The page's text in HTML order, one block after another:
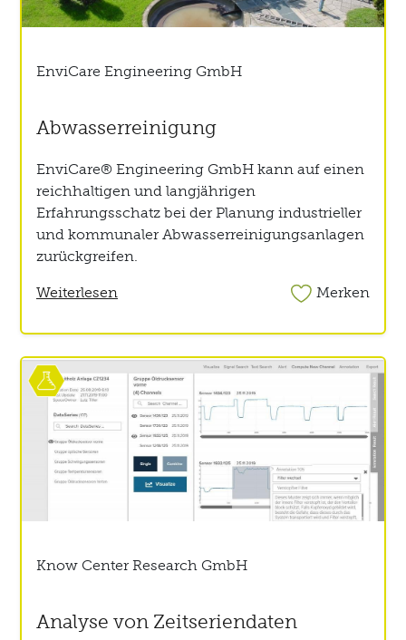
EnviCare Engineering GmbH
Abwasserreinigung
EnviCare® Engineering GmbH kann auf einen
reichhaltigen und langjährigen
Erfahrungsschatz bei der Planung industrieller
und kommunaler Abwasserreinigungsanlagen
zurückgreifen.
Weiterlesen
Merken
Know Center Research GmbH
Analyse von Zeitseriendaten